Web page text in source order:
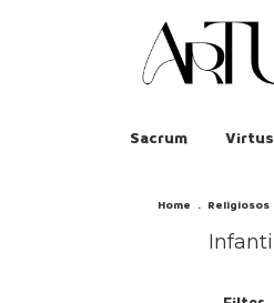
Sacrum Virtus
Home . Religiosos
Infantil